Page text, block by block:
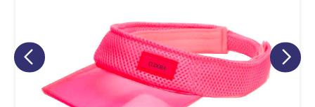
qualquer momento.
Iniciar conversa